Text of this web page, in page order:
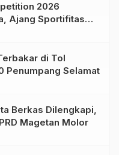
2026
Ajang Sportifitas
3×3 hingga Mural
di Tol
Penumpang Selamat
Berkas Dilengkapi,
Magetan Molor